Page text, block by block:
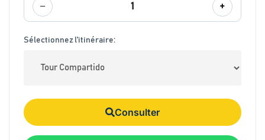
− 1 +
Sélectionnez l'itinéraire:
Consulter